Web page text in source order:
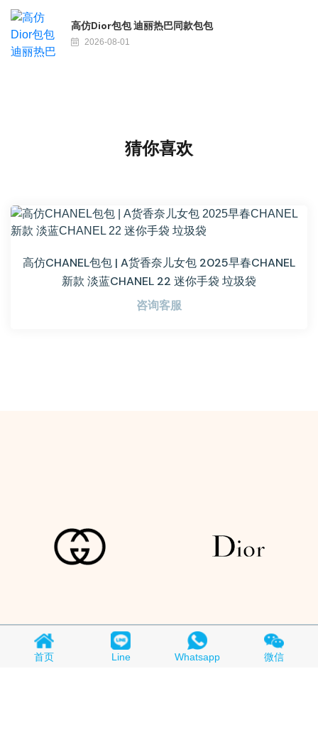
高仿Dior包包 迪丽热巴同款包包
2026-08-01
猜你喜欢
高仿CHANEL包包 | A货香奈儿女包 2025早春CHANEL
新款 淡蓝CHANEL 22 迷你手袋 垃圾袋
咨询客服
Copyright © 2018-2026 All Rights Reserved.
京ICP备
首页 Line Whatsapp 微信